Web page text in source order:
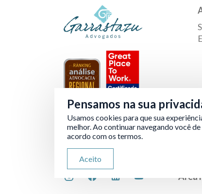
Verificada por
Área
Pensamos na sua
Usamos cookies para que sua
melhor. Ao continuar navegando você de
acordo com os termos.
Aceito